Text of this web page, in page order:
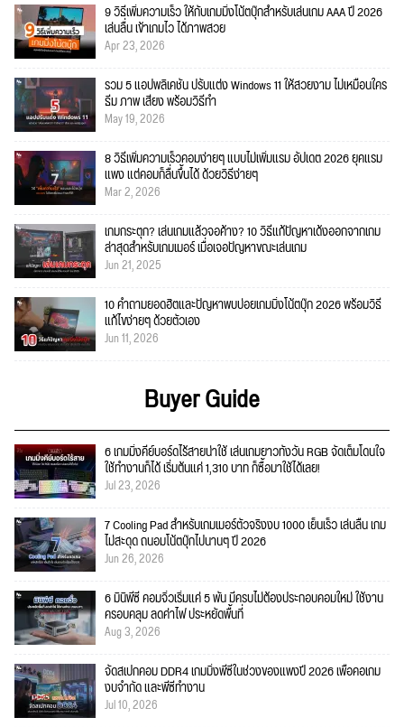
9 วิธีเพิ่มความเร็ว ให้กับเกมมิ่งโน้ตบุ๊กสำหรับเล่นเกม AAA ปี 2026
เล่นลื่น เข้าเกมไว ได้ภาพสวย
Apr 23, 2026
รวม 5 แอปพลิเคชัน ปรับแต่ง Windows 11 ให้สวยงาม ไม่เหมือนใคร
ธีม ภาพ เสียง พร้อมวิธีทำ
May 19, 2026
8 วิธีเพิ่มความเร็วคอมง่ายๆ แบบไม่เพิ่มแรม อัปเดต 2026 ยุคแรม
แพง แต่คอมก็ลื่นขึ้นได้ ด้วยวิธีง่ายๆ
Mar 2, 2026
เกมกระตุก? เล่นเกมแล้วจอค้าง? 10 วิธีแก้ปัญหาเด้งออกจากเกม
ล่าสุดสำหรับเกมเมอร์ เมื่อเจอปัญหาขณะเล่นเกม
Jun 21, 2025
10 คำถามยอดฮิตและปัญหาพบบ่อยเกมมิ่งโน้ตบุ๊ก 2026 พร้อมวิธี
แก้ไขง่ายๆ ด้วยตัวเอง
Jun 11, 2026
Buyer Guide
6 เกมมิ่งคีย์บอร์ดไร้สายน่าใช้ เล่นเกมยาวทั้งวัน RGB จัดเต็มโดนใจ
ใช้ทำงานก็ได้ เริ่มต้นแค่ 1,310 บาท ก็ซื้อมาใช้ได้เลย!
Jul 23, 2026
7 Cooling Pad สำหรับเกมเมอร์ตัวจริงงบ 1000 เย็นเร็ว เล่นลื่น เกม
ไม่สะดุด ถนอมโน้ตบุ๊กไปนานๆ ปี 2026
Jun 26, 2026
6 มินิพีซี คอมจิ๋วเริ่มแค่ 5 พัน มีครบไม่ต้องประกอบคอมใหม่ ใช้งาน
ครอบคลุม ลดค่าไฟ ประหยัดพื้นที่
Aug 3, 2026
จัดสเปกคอม DDR4 เกมมิ่งพีซีในช่วงของแพงปี 2026 เพื่อคอเกม
งบจำกัด และพีซีทำงาน
Jul 10, 2026